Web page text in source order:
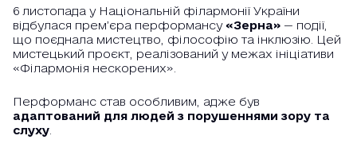
6 листопада у Національній філармонії України
відбулася прем’єра перформансу «Зерна» — події,
що поєднала мистецтво, філософію та інклюзію. Цей
мистецький проєкт, реалізований у межах ініціативи
«Філармонія нескорених».
Перформанс став особливим, адже був
адаптований для людей з порушеннями зору та
слуху